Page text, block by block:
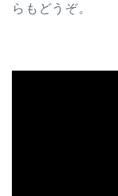
らもどうぞ。